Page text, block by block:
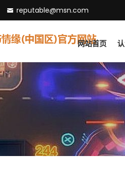
reputable@msn.com
网站首页